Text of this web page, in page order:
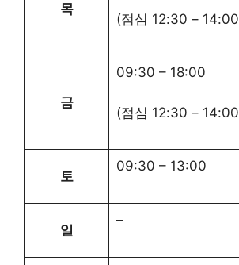
목
(점심 12:30 – 14:00
금
09:30 – 18:00
(점심 12:30 – 14:00
토
09:30 – 13:00
일
–